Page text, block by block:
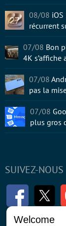
SUIVEZ-NOUS
Facebook
08/08
récurrent
07/08 Bon
4K
07/08
pas la
07/08
plus gros
Welcome